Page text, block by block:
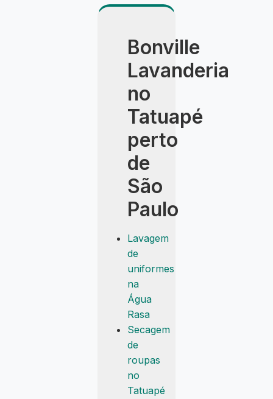
Bonville
Lavanderia
no
Tatuapé
perto
de
São
Paulo
Lavagem
de
uniformes
na
Água
Rasa
Secagem
de
roupas
no
Tatuapé